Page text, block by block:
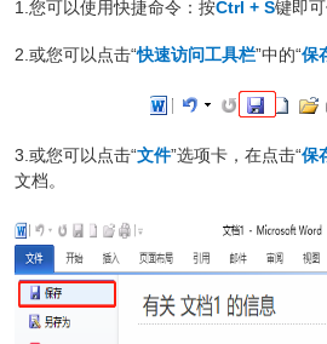
1.您可以使用快捷命令：按Ctrl + S键即可
2.或您可以点击“快速访问工具栏”中的“保
3.或您可以点击“文件”选项卡，在点击“保
文档。